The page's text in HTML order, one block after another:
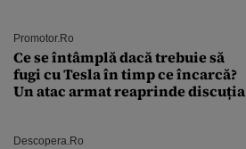
Promotor.ro
Ce se întâmplă dacă trebuie să
fugi cu Tesla în timp ce încarcă?
Un atac armat reaprinde discuția
Descopera.ro